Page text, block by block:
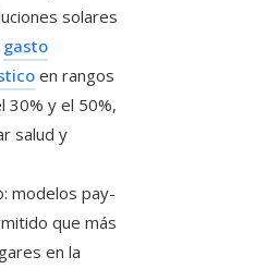
solares
gasto
en rangos
30% y el 50%,
salud y
modelos pay-
que más
en la